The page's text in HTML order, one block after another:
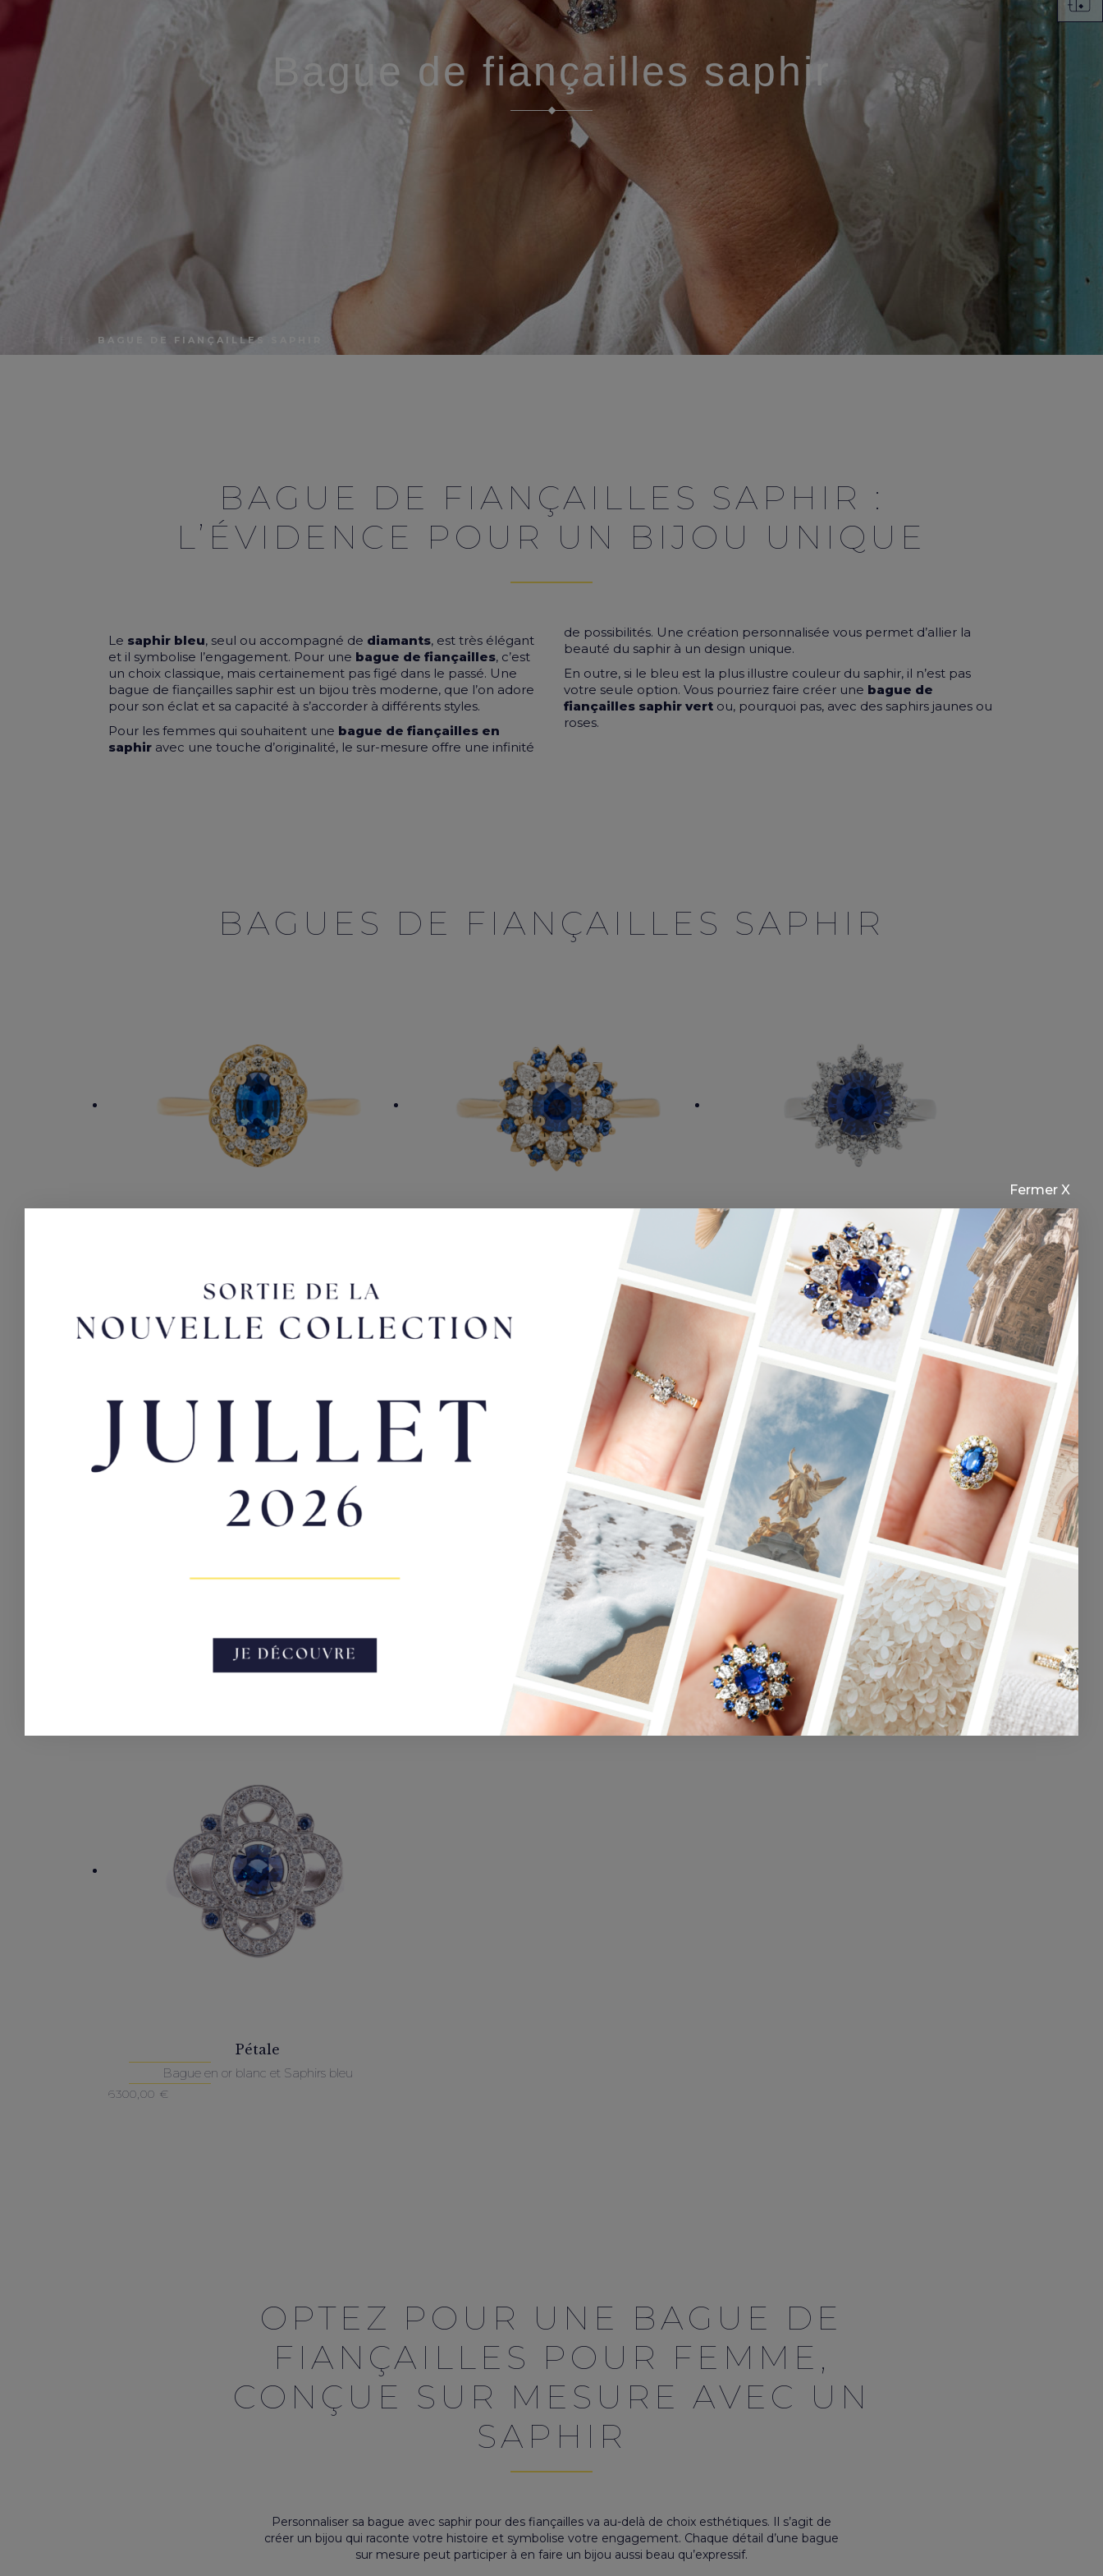
Bague de fiançailles saphir
BAGUE DE FIANÇAILLES SAPHIR
BAGUE DE FIANÇAILLES SAPHIR :
L’ÉVIDENCE POUR UN BIJOU UNIQUE
Le saphir bleu, seul ou accompagné de diamants, est très élégant
et il symbolise l’engagement. Pour une bague de fiançailles, c’est
un choix classique, mais certainement pas figé dans le passé. Une
bague de fiançailles saphir est un bijou très moderne, que l’on adore
pour son éclat et sa capacité à s’accorder à différents styles.
Pour les femmes qui souhaitent une bague de fiançailles en
saphir avec une touche d’originalité, le sur-mesure offre une infinité
de possibilités. Une création personnalisée vous permet d’allier la
beauté du saphir à un design unique.
En outre, si le bleu est la plus illustre couleur du saphir, il n’est pas
votre seule option. Vous pourriez faire créer une bague de
fiançailles saphir vert ou, pourquoi pas, avec des saphirs jaunes ou
roses.
BAGUES DE FIANÇAILLES SAPHIR
Lorette
2700,00€
Bague en or jaune et saphir
€
Minuit
Bague en or blanc et Saphir
5600,00
Noeud Divin
Bague en or blanc et Saphir
Astre
Bague en or blanc et Saphir bleu
2000,00€
Pétale
Bague en or blanc et Saphirs bleu
6300,00 €
OPTEZ POUR UNE BAGUE DE
FIANÇAILLES POUR FEMME,
CONÇUE SUR MESURE AVEC UN
SAPHIR
Personnaliser sa bague avec saphir pour des fiançailles va au-delà de choix esthétiques. Il s’agit de
créer un bijou qui raconte votre histoire et symbolise votre engagement. Chaque détail d’une bague
sur mesure peut participer à en faire un bijou aussi beau qu’expressif.
Fermer X